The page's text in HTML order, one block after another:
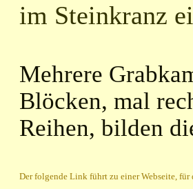
im Steinkranz
Mehrere
Blöcken, mal
Reihen, bilden
Der folgende Link führt zu einer Webseite,